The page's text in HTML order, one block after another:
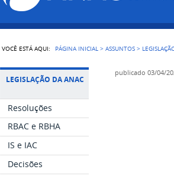
VOCÊ ESTÁ AQUI: PÁGINA INICIAL >ASSUNTOS >
LEGISLAÇÃO DA ANAC
Resoluções
RBAC e RBHA
IS e IAC
Decisões
publicado 03/04/